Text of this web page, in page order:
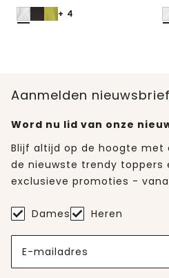
+ 4
Aanmelden nieuwsbrief
Word nu lid van onze
Blijf altijd op de hoogte met
de nieuwste trendy
exclusieve promoties -
Dames Heren
E-mailadres